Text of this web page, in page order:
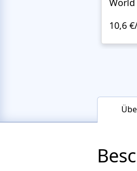
10,6